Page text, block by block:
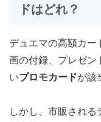
ドはどれ？
デュエマの高額カー
画の付録、プレゼン
いプロモカードが該
しかし、市販され